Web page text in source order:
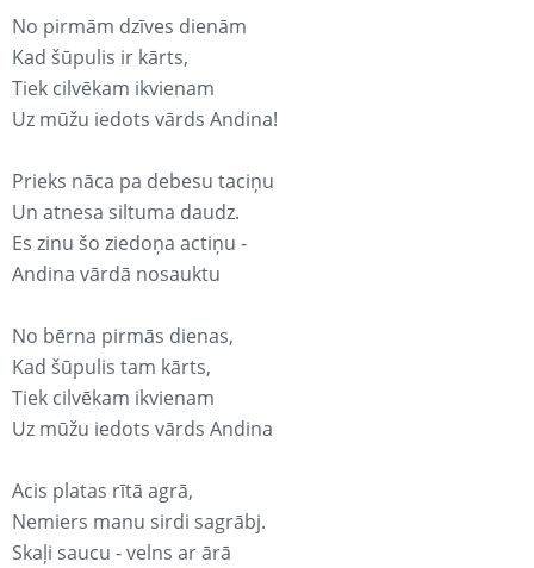
No pirmām dzīves dienām
Kad šūpulis ir kārts,
Tiek cilvēkam ikvienam
Uz mūžu iedots vārds Andina!
Prieks nāca pa debesu taciņu
Un atnesa siltuma daudz.
Es zinu šo ziedoņa actiņu -
Andina vārdā nosauktu
No bērna pirmās dienas,
Kad šūpulis tam kārts,
Tiek cilvēkam ikvienam
Uz mūžu iedots vārds Andina
Acis platas rītā agrā,
Nemiers manu sirdi sagrābj.
Skaļi saucu - velns ar ārā